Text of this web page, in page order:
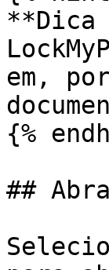
**Dica
em,
{%
##